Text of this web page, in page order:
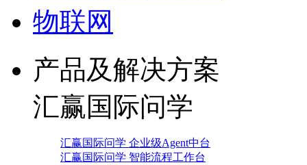
物联网
产品及解决方案
汇赢国际问学
汇赢国际问学 企业级Agent中台
汇赢国际问学 智能流程工作台